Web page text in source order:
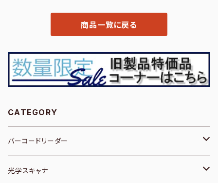
商品一覧に戻る
CATEGORY
バーコードリーダー
１次元／有線
光学スキャナ